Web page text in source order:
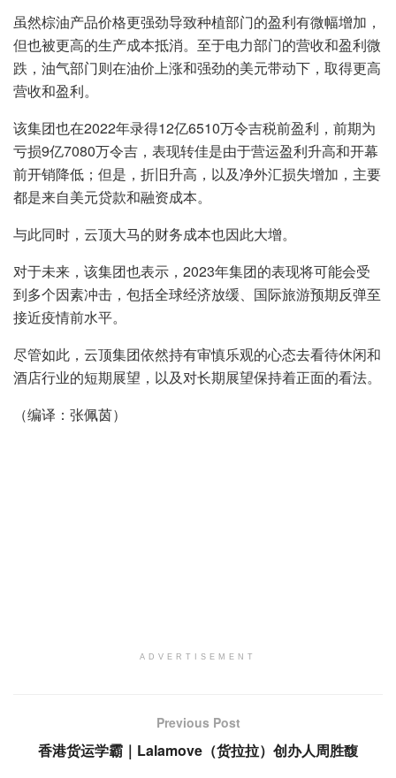
虽然棕油产品价格更强劲导致种植部门的盈利有微幅增加，
但也被更高的生产成本抵消。至于电力部门的营收和盈利微
跌，油气部门则在油价上涨和强劲的美元带动下，取得更高
营收和盈利。
该集团也在2022年录得12亿6510万令吉税前盈利，前期为
亏损9亿7080万令吉，表现转佳是由于营运盈利升高和开幕
前开销降低；但是，折旧升高，以及净外汇损失增加，主要
都是来自美元贷款和融资成本。
与此同时，云顶大马的财务成本也因此大增。
对于未来，该集团也表示，2023年集团的表现将可能会受
到多个因素冲击，包括全球经济放缓、国际旅游预期反弹至
接近疫情前水平。
尽管如此，云顶集团依然持有审慎乐观的心态去看待休闲和
酒店行业的短期展望，以及对长期展望保持着正面的看法。
（编译：张佩茵）
ADVERTISEMENT
Previous Post
香港货运学霸｜Lalamove（货拉拉）创办人周胜馥